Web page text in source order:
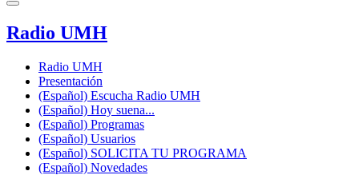
Radio UMH
Radio UMH
Presentación
(Español) Escucha Radio UMH
(Español) Hoy suena...
(Español) Programas
(Español) Usuarios
(Español) SOLICITA TU PROGRAMA
(Español) Novedades